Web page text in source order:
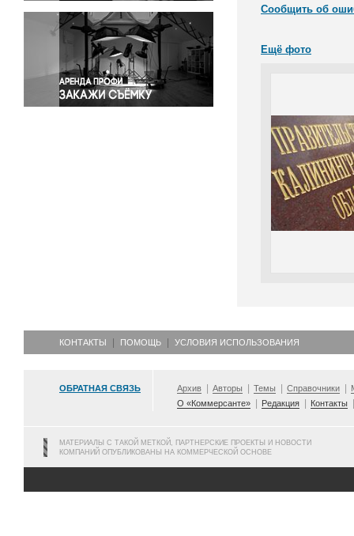
Светская жизнь
Спорт
Экология
Экономика и бизнес
Сообщить об
Ещё фото
КОНТАКТЫ ПОМОЩЬ УСЛОВИЯ ИСПОЛЬЗОВАНИЯ
ОБРАТНАЯ СВЯЗЬ Архив Авторы Темы Справочники
О «Коммерсанте»
Редакция Контакты
МАТЕРИАЛЫ С ТАКОЙ МЕТКОЙ, ПАРТНЕРСКИЕ ПРОЕКТЫ И НОВОСТИ
КОМПАНИЙ ОПУБЛИКОВАНЫ НА КОММЕРЧЕСКОЙ ОСНОВЕ